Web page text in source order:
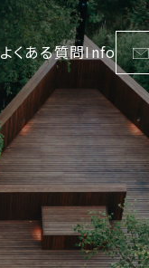
よくある質問Info